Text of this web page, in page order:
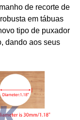
de recorte de
em tábuas
tipo de puxador
dando aos seus